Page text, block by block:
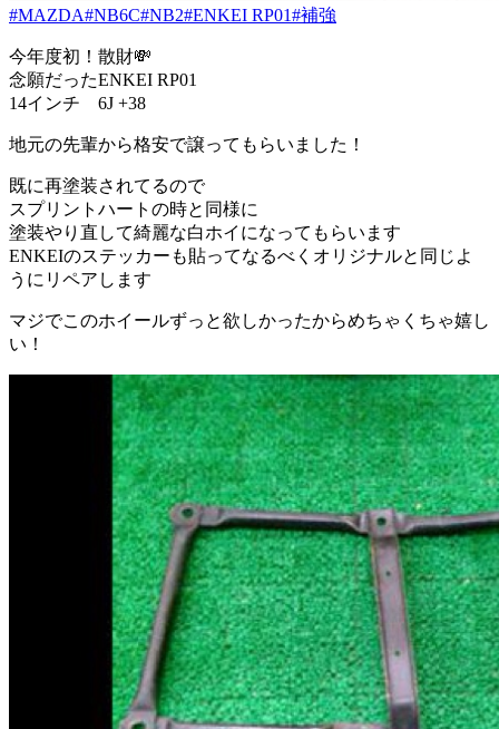
#MAZDA#NB6C#NB2#ENKEI RP01#補強
今年度初！散財💸
念願だったENKEI RP01
14インチ 6J +38
地元の先輩から格安で譲ってもらいました！
既に再塗装されてるので
スプリントハートの時と同様に
塗装やり直して綺麗な白ホイになってもらいます
ENKEIのステッカーも貼ってなるべくオリジナルと同じよ
うにリペアします
マジでこのホイールずっと欲しかったからめちゃくちゃ嬉し
い！